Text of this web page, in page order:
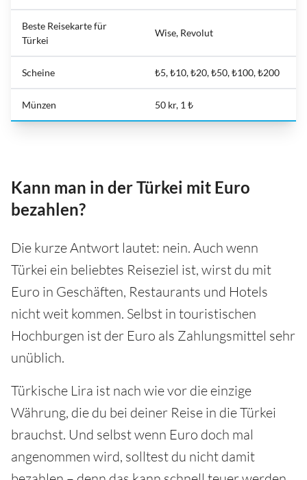
Beste Reisekarte für
Türkei
Wise, Revolut
Scheine ₺5, ₺10, ₺20, ₺50, ₺100, ₺200
Münzen 50 kr, 1 ₺
Kann man in der Türkei mit Euro
bezahlen?
Die kurze Antwort lautet: nein. Auch wenn
Türkei ein beliebtes Reiseziel ist, wirst du mit
Euro in Geschäften, Restaurants und Hotels
nicht weit kommen. Selbst in touristischen
Hochburgen ist der Euro als Zahlungsmittel sehr
unüblich.
Türkische Lira ist nach wie vor die einzige
Währung, die du bei deiner Reise in die Türkei
brauchst. Und selbst wenn Euro doch mal
angenommen wird, solltest du nicht damit